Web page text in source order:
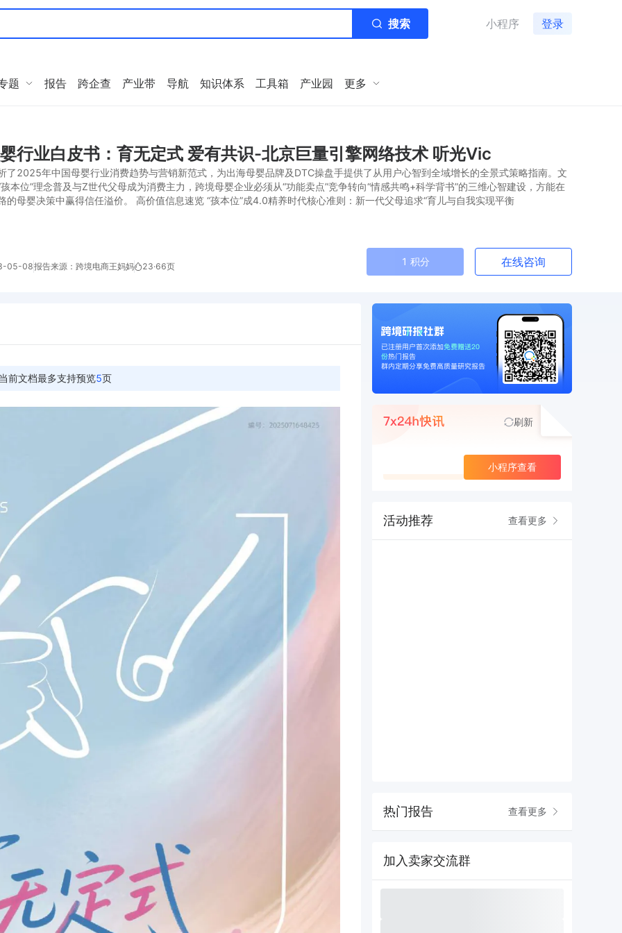
搜索 小程序 登录
题 报告 跨企查 产业带 导航 知识体系 工具箱 产业园 更多
行业白皮书：育无定式 爱有共识-北京巨量引擎网络技术 听光Vic
了2025年中国母婴行业消费趋势与营销新范式，为出海母婴品牌及DTC操盘手提供了从用户心智到全域增长的全景式策略指南。文
本位”理念普及与Z世代父母成为消费主力，跨境母婴企业必须从“功能卖点”竞争转向“情感共鸣+科学背书”的三维心智建设，方能在
的母婴决策中赢得信任溢价。 高价值信息速览 “孩本位”成4.0精养时代核心准则：新一代父母追求“育儿与自我实现平衡
05-08报告来源：跨境电商王妈妈 23·66页 在线咨询
1 积分
前文档最多支持预览5页
刷新
小程序查看
活动推荐 查看更多
热门报告 查看更多
加入卖家交流群